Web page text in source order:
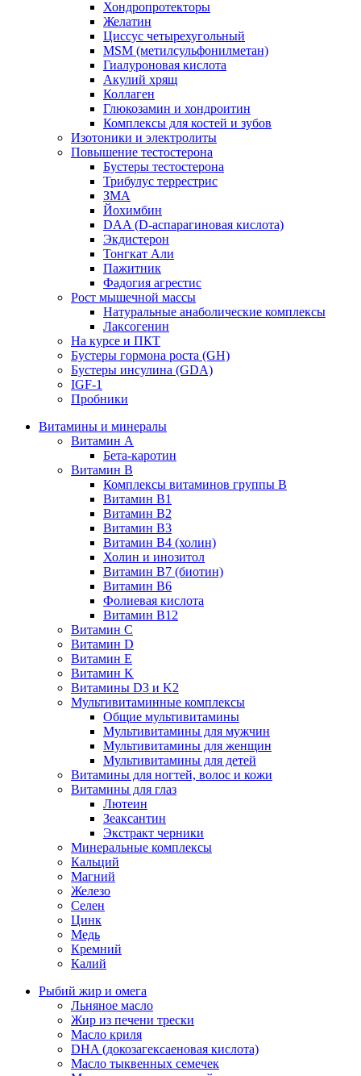
Хондропротекторы
Желатин
Циссус четырехугольный
MSM (метилсульфонилметан)
Гиалуроновая кислота
Акулий хрящ
Коллаген
Глюкозамин и хондроитин
Комплексы для костей и зубов
Изотоники и электролиты
Повышение тестостерона
Бустеры тестостерона
Трибулус террестрис
ЗМА
Йохимбин
DAA (D-аспарагиновая кислота)
Экдистерон
Тонгкат Али
Пажитник
Фадогия агрестис
Рост мышечной массы
Натуральные анаболические комплексы
Лаксогенин
На курсе и ПКТ
Бустеры гормона роста (GH)
Бустеры инсулина (GDA)
IGF-1
Пробники
Витамины и минералы
Витамин A
Бета-каротин
Витамин B
Комплексы витаминов группы B
Витамин B1
Витамин B2
Витамин B3
Витамин B4 (холин)
Холин и инозитол
Витамин B7 (биотин)
Витамин B6
Фолиевая кислота
Витамин B12
Витамин C
Витамин D
Витамин E
Витамин K
Витамины D3 и K2
Мультивитаминные комплексы
Общие мультивитамины
Мультивитамины для мужчин
Мультивитамины для женщин
Мультивитамины для детей
Витамины для ногтей, волос и кожи
Витамины для глаз
Лютеин
Зеаксантин
Экстракт черники
Минеральные комплексы
Кальций
Магний
Железо
Селен
Цинк
Медь
Кремний
Калий
Рыбий жир и омега
Льняное масло
Жир из печени трески
Масло криля
DHA (докозагексаеновая кислота)
Масло тыквенных семечек